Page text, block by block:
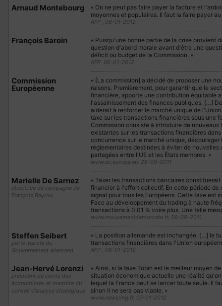
Arnaud Montebourg
« On ne peut pas faire payer la facture et
moyennes et populaires. Il faut la faire payer
AFP , 08-01-2012
François Baroin
« Puisqu'une bonne partie de la crise provient
question d'abord morale avant d'être une
déficit ou budget de la Commission. »
AFP, 06-01-2012
Commission
Européenne
« [La commission] a décidé de proposer une
raisons. Premièrement, pour garantir que le
financière, apporte une contribution équitable
l'assainissement des finances publiques. […]
aiderait à renforcer le marché unique de
taxe sur les transactions financières sous une
Commission consiste à introduire de
existantes sur les transactions financières
concurrence sur le marché unique,
réglementaires destinées à éviter de
partagées entre l'UE et les États membres. »
www.ec.europa.eu, 28-09-2011
Marielle De Sarnez
directrice de campagne de
François Bayrou
« Taxer les transactions bancaires
financier à l'effort collectif. En cette période de
signal pour tous les Européens. Cette taxe est
Face au développement du trading à haute
transactions à 0,01 % voire plus. Une telle
www.mouvementdemocrate.fr, 28-09-2011
Steffen Seibert
porte-parole du
Gouvernement allemand
« La position allemande est inchangée. […] le
transactions financières dans l'Union
AFP , 06-01-2012
Jean-Hervé Lorenzi
président du cercle des
économistes et membre du
conseil d’analyse stratégique
« Ainsi, si la taxe Tobin est le meilleur moyen
situation économique actuelle une réalité
lequel la France peut se lancer toute seule. Il
sinon il ne sera pas viable. »
www.newsring.fr, 07-01-2012